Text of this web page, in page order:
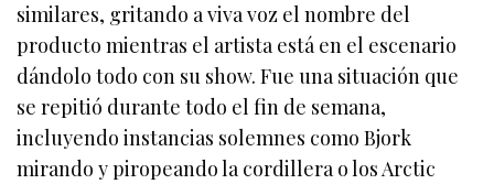
similares, gritando a viva voz el nombre del
producto mientras el artista está en el escenario
dándolo todo con su show. Fue una situación que
se repitió durante todo el fin de semana,
incluyendo instancias solemnes como Bjork
mirando y piropeando la cordillera o los Arctic